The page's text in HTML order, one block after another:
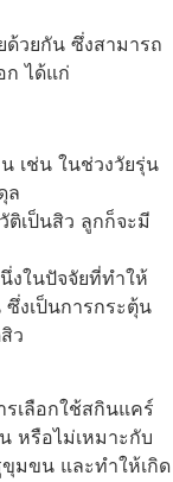
ด้วยกัน ซึ่งสามารถ
ก ได้แก่
เช่น ในช่วงวัยรุ่น
ล
เป็นสิว ลูกก็จะมี
งในปัจจัยที่ทำให้
งเป็นการกระตุ้น
ว
เลือกใช้สกินแคร์
หรือไม่เหมาะกับ
ขุมขน และทำให้เกิด